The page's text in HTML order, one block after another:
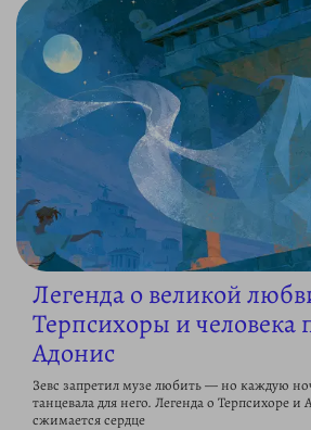
Легенда о великой
Терпсихоры и человека
Адонис
Зевс запретил музе любить — но каждую
танцевала для него. Легенда о Терпсихоре
сжимается сердце